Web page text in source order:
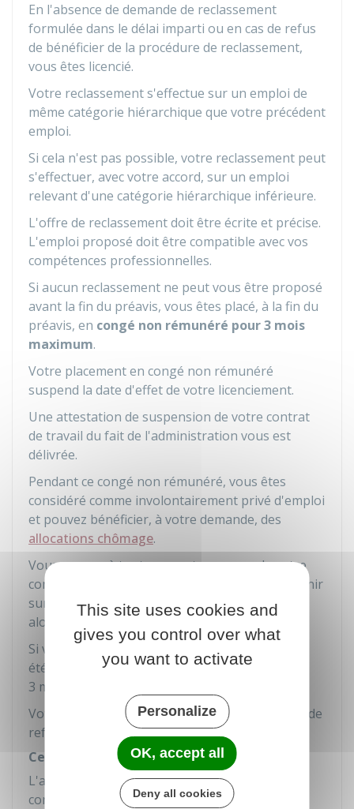
En l'absence de demande de reclassement
formulée dans le délai imparti ou en cas de refus
de bénéficier de la procédure de reclassement,
vous êtes licencié.
Votre reclassement s'effectue sur un emploi de
même catégorie hiérarchique que votre précédent
emploi.
Si cela n'est pas possible, votre reclassement peut
s'effectuer, avec votre accord, sur un emploi
relevant d'une catégorie hiérarchique inférieure.
L'offre de reclassement doit être écrite et précise.
L'emploi proposé doit être compatible avec vos
compétences professionnelles.
Si aucun reclassement ne peut vous être proposé
avant la fin du préavis, vous êtes placé, à la fin du
préavis, en congé non rémunéré pour 3 mois
maximum.
Votre placement en congé non rémunéré
suspend la date d'effet de votre licenciement.
Une attestation de suspension de votre contrat
de travail du fait de l'administration vous est
délivrée.
Pendant ce congé non rémunéré, vous êtes
considéré comme involontairement privé d'emploi
et pouvez bénéficier, à votre demande, des
allocations chômage.
Vous pouvez à tout moment, au cours de votre
congé non rémunéré de 3 mois maximum, revenir
sur votre demande de reclassement. Vous êtes
alors licencié.
Si votre reclassement est impossible et n'a pas
été effectué à la fin du congé non rémunéré de
3 mois maximum, vous êtes licencié.
Votre licenciement peut aussi intervenir en cas de
refus du poste proposé.
Certificat de fin de contrat
L'administration vous remet un certificat qui
contient exclusivement les mentions suivantes :
This site uses cookies and
gives you control over what
you want to activate
Personalize
OK, accept all
Deny all cookies